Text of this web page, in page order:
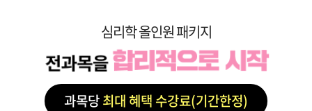
심리학 올인원 패키지
과목당최대 혜택 수강료(기간한정)